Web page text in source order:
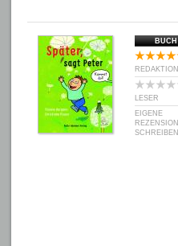
BUCH
REDAKTION
LESER
EIGENE
REZENSION
SCHREIBEN